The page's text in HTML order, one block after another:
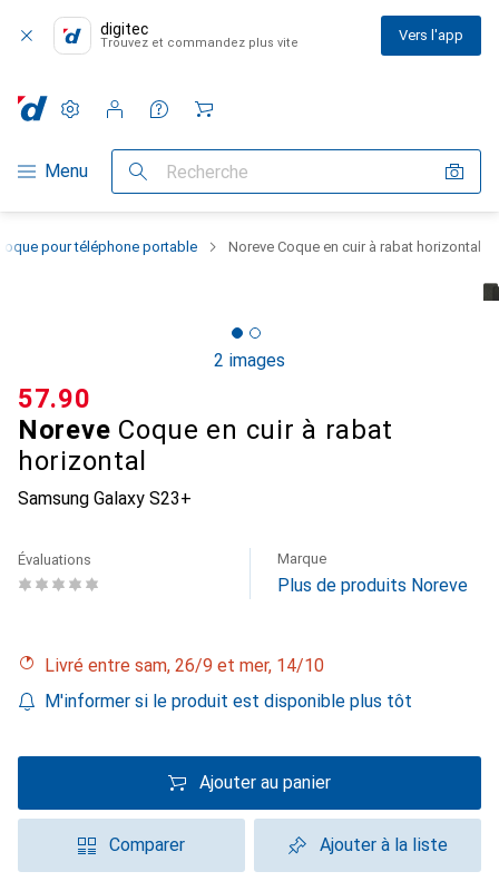
digitec
Trouvez et commandez plus vite Vers l'app
Navigation par catégorie
Menu Recherche
Paramètres
Compte client
Listes de comparaison
Listes d'envies
Panier
pour téléphone portable Noreve Coque en cuir à rabat horizontal
2 images
Noreve Coque en cuir à rabat
horizontal
Samsung Galaxy S23+
CHF
57.90
Évaluations Marque
Plus de produits Noreve
Livré entre sam, 26/9 et mer, 14/10
M'informer si le produit est disponible plus tôt
Ajouter au panier
Comparer Ajouter à la liste